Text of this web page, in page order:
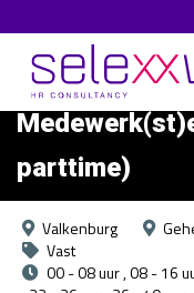
parttime)
Valkenburg
Vast
00 - 08 uur 08 - 16